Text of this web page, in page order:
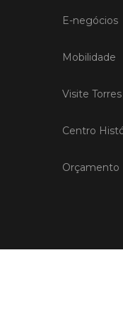
E-negócios
Mobilidade
Visite
Centro
Orçamento